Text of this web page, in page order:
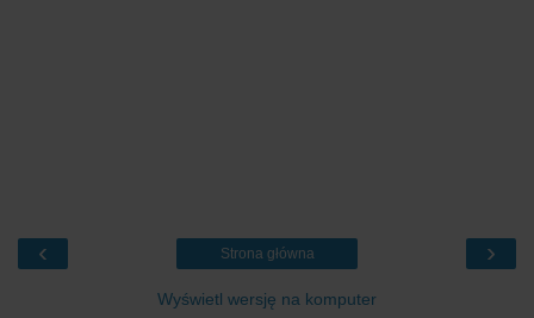
‹ ›
Strona główna
Wyświetl wersję na komputer